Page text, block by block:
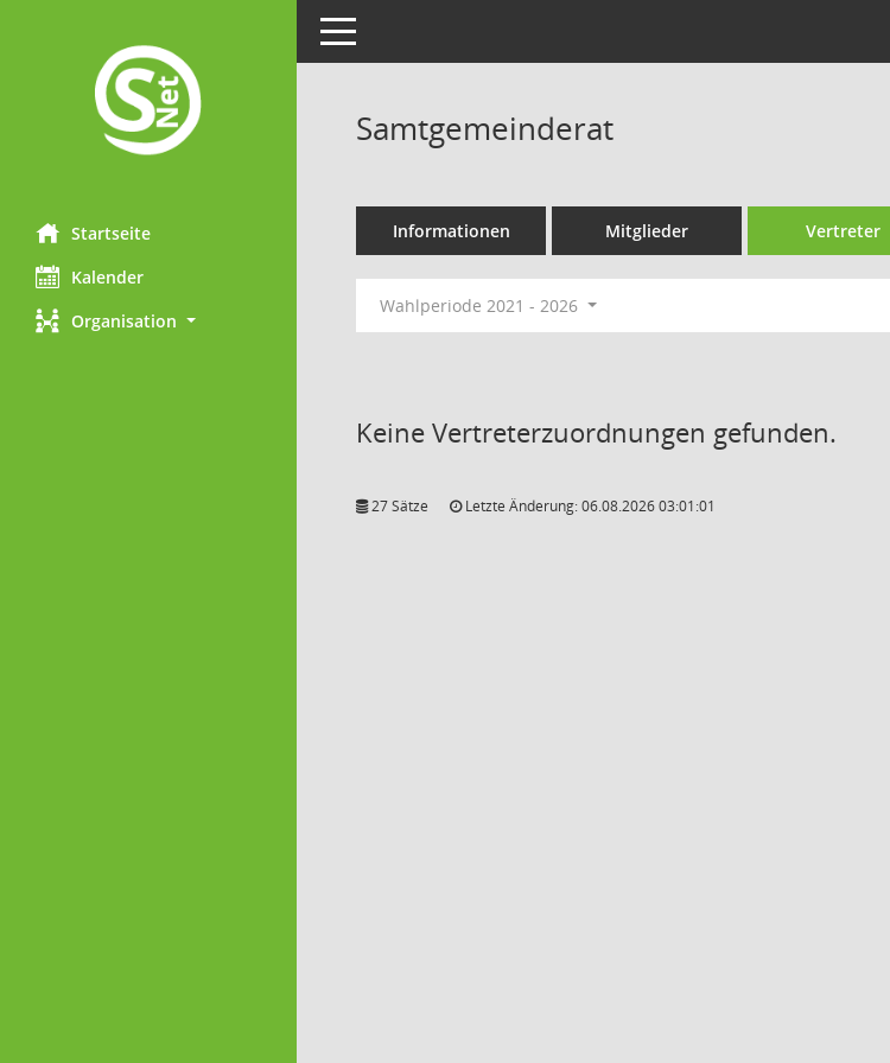
Startseite
Kalender
Organisation
Toggle navigation
Samtgemeinderat
Informationen Mitglieder Vertreter
Wahlperiode 2021 - 2026
Keine Vertreterzuordnungen gefunden.
27 Sätze Letzte Änderung: 06.08.2026 03:01:01